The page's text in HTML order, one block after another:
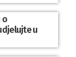
o
u